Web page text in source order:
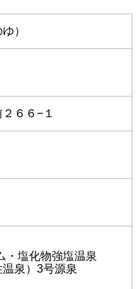
）
６６−１
・塩化物強塩温泉
温泉）3号源泉